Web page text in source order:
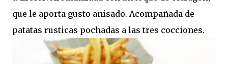
que le aporta gusto anisado. Acompañada de
patatas rusticas pochadas a las tres cocciones.